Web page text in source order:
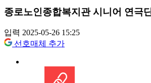
종로노인종합복지관 시니어 연극
입력 2025-05-26 15:25
선호매체 추가